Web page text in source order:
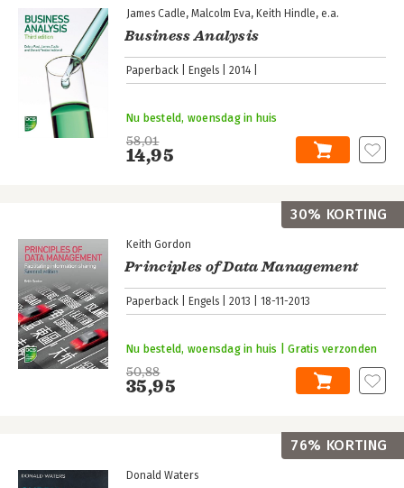
James Cadle Malcolm Eva Keith Hindle e.a.
Business Analysis
Paperback Engels 2014
58,01
14,95
Nu besteld, woensdag in huis
Keith Gordon
Principles of Data Management
Paperback Engels 2013 18-11-2013
50,88
35,95
Nu besteld, woensdag in huis | Gratis verzonden
30% KORTING
Donald Waters
76% KORTING